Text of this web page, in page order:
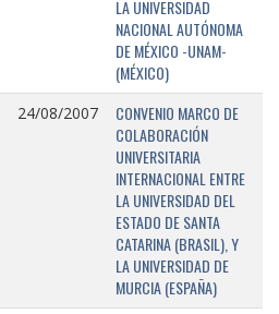
LA UNIVERSIDAD
NACIONAL AUTÓNOMA
DE MÉXICO -UNAM-
(MÉXICO)
24/08/2007
CONVENIO MARCO DE
COLABORACIÓN
UNIVERSITARIA
INTERNACIONAL ENTRE
LA UNIVERSIDAD DEL
ESTADO DE SANTA
CATARINA (BRASIL), Y
LA UNIVERSIDAD DE
MURCIA (ESPAÑA)